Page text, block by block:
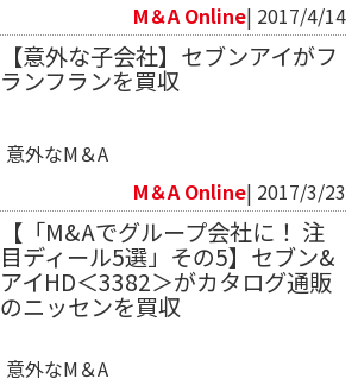
M＆A Online| 2017/4/14
【意外な子会社】セブンアイがフ
ランフランを買収
意外なM＆A
M＆A Online| 2017/3/23
【「M&Aでグループ会社に！ 注
目ディール5選」その5】セブン&
アイHD＜3382＞がカタログ通販
のニッセンを買収
意外なM＆A